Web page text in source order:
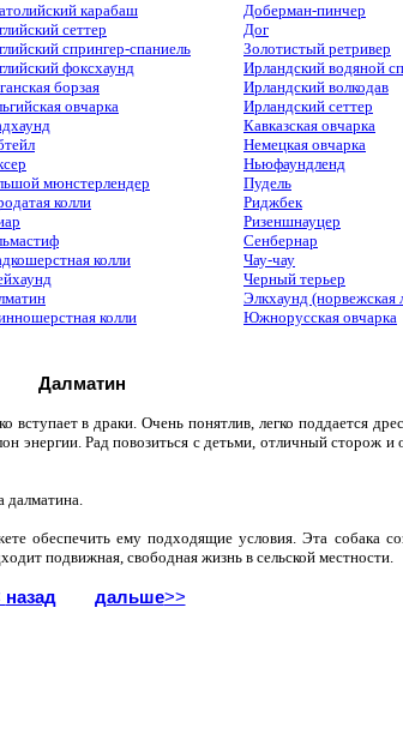
Далматин
вступает в драки. Очень понятлив, легко поддается
энергии. Рад повозиться с детьми, отличный сторож и
далматина.
обеспечить ему подходящие условия. Эта собака
подвижная, свободная жизнь в сельской местности.
назад дальше>>
Доберман-пинчер
Дог
Золотистый ретривер
Ирландский водяной
Ирландский волкодав
Ирландский сеттер
Кавказская овчарка
Немецкая овчарка
Ньюфаундленд
Пудель
Риджбек
Ризеншнауцер
Сенбернар
Чау-чау
Черный терьер
Элкхаунд (норвежская
Южнорусская овчарка
карабаш
сеттер
спрингер-спаниель
фоксхаунд
борзая
овчарка
мюнстерлендер
колли
колли
колли